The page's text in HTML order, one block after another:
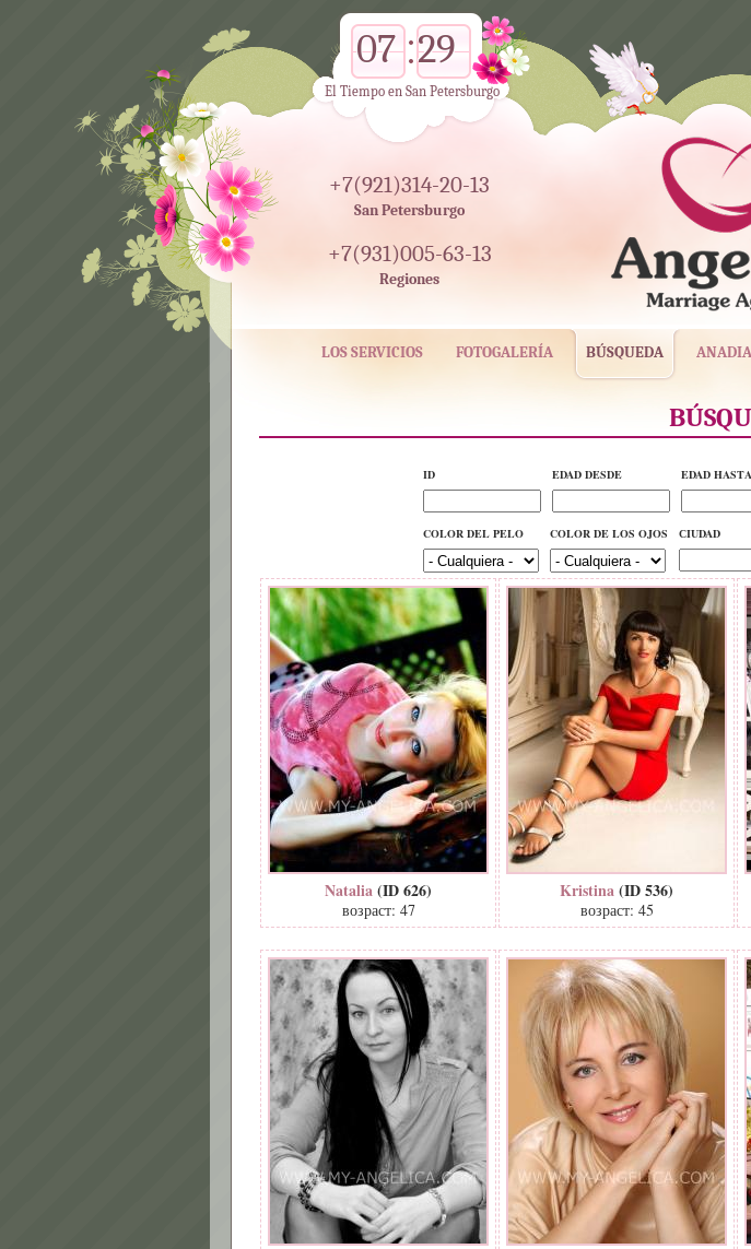
+7(921)314-20-13
San Petersburgo
+7(931)005-63-13
Regiones
07 29
El Tiempo en San Petersburgo
LOS SERVICIOS FOTOGALERÍA BÚSQUEDA
ID EDAD DESDE EDAD HASTA
COLOR DEL PELO COLOR DE LOS OJOS СIUDAD
Natalia(ID 626)
возраст: 47
Kristina(ID 536)
возраст: 45